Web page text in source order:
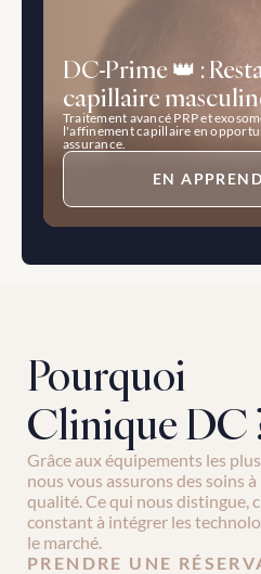
Traitement avancé PRP et
l'affinement capillaire en
assurance.
DC-Prime 👑 :
capillaire
EN
Pourquoi
Clinique DC
Grâce aux équipements les
nous vous assurons des soins
qualité. Ce qui nous distingue,
constant à intégrer les
le marché.
PRENDRE UNE